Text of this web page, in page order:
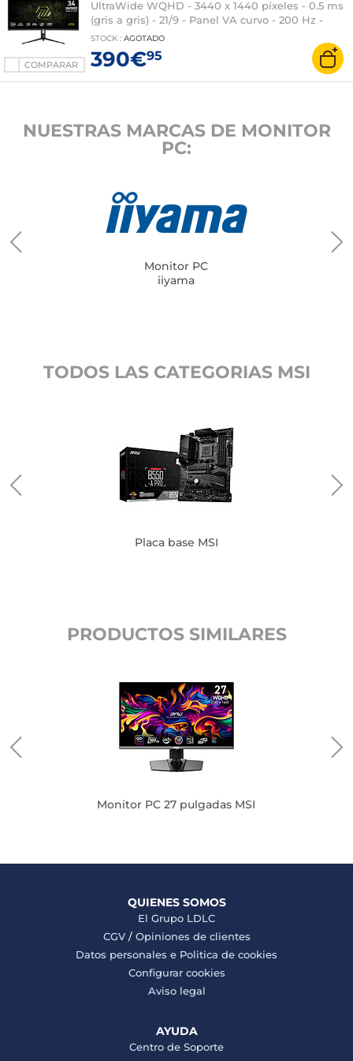
COMPARAR
UltraWide WQHD - 3440 x 1440 píxeles - 0.5 ms
(gris a gris) - 21/9 - Panel VA curvo - 200 Hz -
Adaptive-Sync - HDMI/DisplayPort - Ajuste en
altura - RGB - Negro
STOCK : AGOTADO
390€95
NUESTRAS MARCAS DE MONITOR
PC:
Monitor PC
iiyama
TODOS LAS CATEGORIAS MSI
Placa base MSI
PRODUCTOS SIMILARES
Monitor PC 27 pulgadas MSI
QUIENES SOMOS
El Grupo LDLC
CGV/ Opiniones de clientes
Datos personales e Politica de cookies
Configurar cookies
Aviso legal
AYUDA
Centro de Soporte